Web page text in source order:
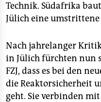
Technik. Südafrika
Jülich eine umstrittene
Nach jahrelanger
in Jülich fürchten nun
FZJ, dass es bei den
die Reaktorsicherheit
geht. Sie verbinden